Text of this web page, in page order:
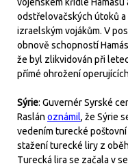
odstřelovačských útoků
izraelským vojákům. V
obnově schopností
že byl zlikvidován při
přímé ohrožení
Sýrie: Guvernér Syrské
Raslán oznámil, že Sýrie
vedením turecké
stažení turecké liry z
Turecká lira se začala v